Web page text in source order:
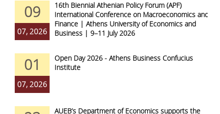
09
07, 2026
16th Biennial Athenian Policy Forum (APF)
International Conference on Macroeconomics and
Finance | Athens University of Economics and
Business | 9–11 July 2026
01
07, 2026
Open Day 2026 - Athens Business Confucius
Institute
AUEB’s Department of Economics supports the